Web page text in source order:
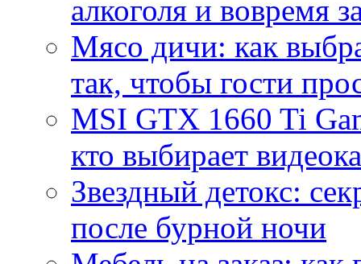
алкоголя и вовремя
Мясо дичи: как
так, чтобы гости
MSI GTX 1660 Ti
кто выбирает
Звездный детокс:
после бурной ночи